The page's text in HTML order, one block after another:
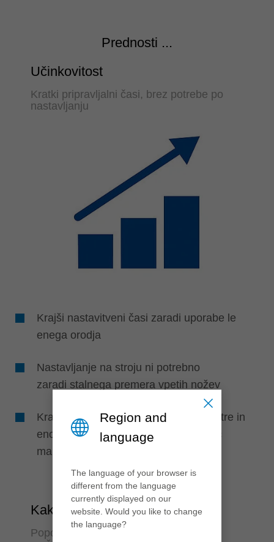
Prednosti ...
Učinkovitost
Kratki pripravljalni časi, brez potrebe po
nastavljanju
Krajši nastavitveni časi zaradi uporabe le
enega orodja
Nastavljanje na stroju ni potrebno
zaradi stalnega premera vpetih nožev
Kratki pripravljalni časi stroja zaradi hitre in
enostavne menjave nožev zahvaljujoč
manjšemu številu vpenjalnih vijakov
Kakovost & fleksibilnost
Popolna kakovost površin in variabilne
Region and
language
The language of your browser is
different from the language
currently displayed on our
website. Would you like to change
the language?